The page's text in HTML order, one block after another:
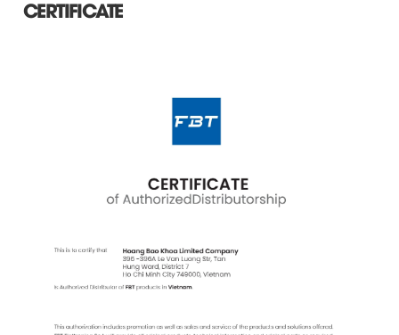
CERTIFICATE